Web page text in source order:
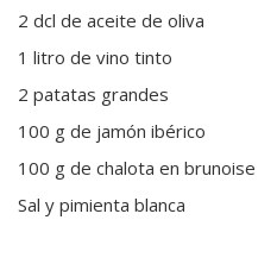
2 dcl de aceite de oliva
1 litro de vino tinto
2 patatas grandes
100 g de jamón ibérico
100 g de chalota en brunoise
Sal y pimienta blanca